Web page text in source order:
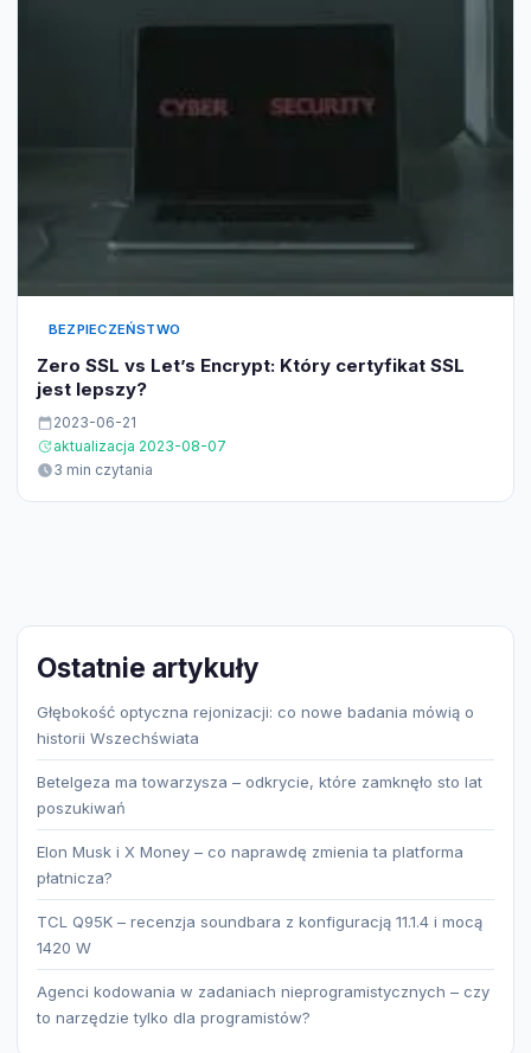
BEZPIECZEŃSTWO
Zero SSL vs Let’s Encrypt: Który certyfikat SSL
jest lepszy?
2023-06-21
aktualizacja 2023-08-07
3 min czytania
Ostatnie artykuły
Głębokość optyczna rejonizacji: co nowe badania mówią o
historii Wszechświata
Betelgeza ma towarzysza – odkrycie, które zamknęło sto lat
poszukiwań
Elon Musk i X Money – co naprawdę zmienia ta platforma
płatnicza?
TCL Q95K – recenzja soundbara z konfiguracją 11.1.4 i mocą
1420 W
Agenci kodowania w zadaniach nieprogramistycznych – czy
to narzędzie tylko dla programistów?